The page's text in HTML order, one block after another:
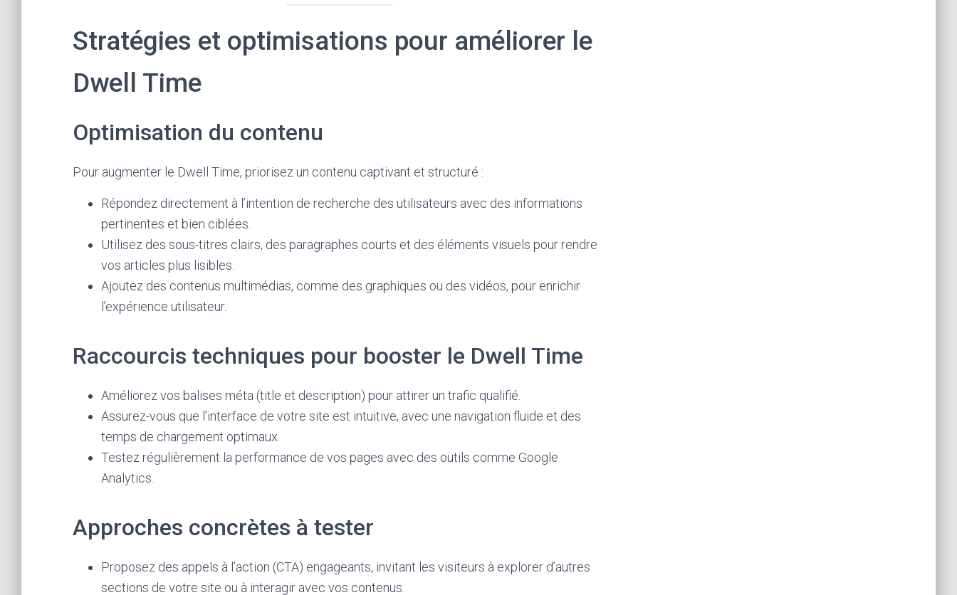
Stratégies et optimisations pour améliorer le
Dwell Time
Optimisation du contenu
Pour augmenter le Dwell Time, priorisez un contenu captivant et structuré :
Répondez directement à l’intention de recherche des utilisateurs avec des informations
pertinentes et bien ciblées.
Utilisez des sous-titres clairs, des paragraphes courts et des éléments visuels pour rendre
vos articles plus lisibles.
Ajoutez des contenus multimédias, comme des graphiques ou des vidéos, pour enrichir
l’expérience utilisateur.
Raccourcis techniques pour booster le Dwell Time
Améliorez vos balises méta (title et description) pour attirer un trafic qualifié.
Assurez-vous que l’interface de votre site est intuitive, avec une navigation fluide et des
temps de chargement optimaux.
Testez régulièrement la performance de vos pages avec des outils comme Google
Analytics.
Approches concrètes à tester
Proposez des appels à l’action (CTA) engageants, invitant les visiteurs à explorer d’autres
sections de votre site ou à interagir avec vos contenus.